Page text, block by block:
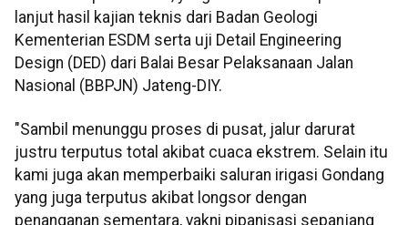
lanjut hasil kajian teknis dari Badan Geologi
Kementerian ESDM serta uji Detail Engineering
Design (DED) dari Balai Besar Pelaksanaan Jalan
Nasional (BBPJN) Jateng-DIY.
"Sambil menunggu proses di pusat, jalur darurat
justru terputus total akibat cuaca ekstrem. Selain itu
kami juga akan memperbaiki saluran irigasi Gondang
yang juga terputus akibat longsor dengan
penanganan sementara, yakni pipanisasi sepanjang